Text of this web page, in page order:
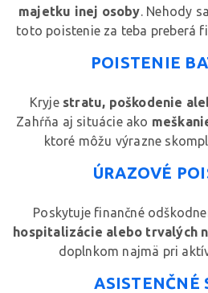
majetku inej osoby. Nehody
toto poistenie za teba preberá
POISTENIE
Kryje stratu, poškodenie
Zahŕňa aj situácie ako
ktoré môžu výrazne
ÚRAZOVÉ
Poskytuje finančné
hospitalizácie alebo trvalých
doplnkom najmä pri
ASISTENČNÉ